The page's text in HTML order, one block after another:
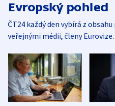
Evropský pohled
ČT24 každý den vybírá z
veřejnými médii, členy Eurovize.